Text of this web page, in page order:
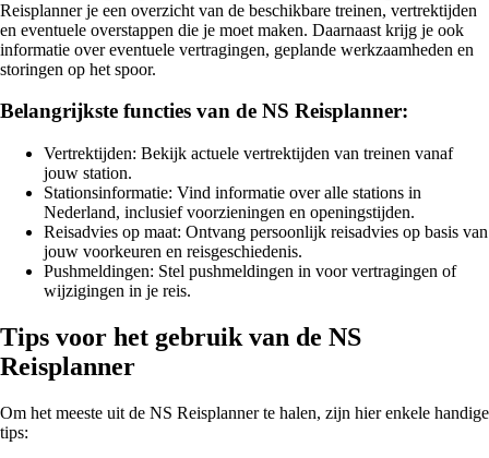
Reisplanner je een overzicht van de beschikbare treinen, vertrektijden
en eventuele overstappen die je moet maken. Daarnaast krijg je ook
informatie over eventuele vertragingen, geplande werkzaamheden en
storingen op het spoor.
Belangrijkste functies van de NS Reisplanner:
Vertrektijden: Bekijk actuele vertrektijden van treinen vanaf
jouw station.
Stationsinformatie: Vind informatie over alle stations in
Nederland, inclusief voorzieningen en openingstijden.
Reisadvies op maat: Ontvang persoonlijk reisadvies op basis van
jouw voorkeuren en reisgeschiedenis.
Pushmeldingen: Stel pushmeldingen in voor vertragingen of
wijzigingen in je reis.
Tips voor het gebruik van de NS
Reisplanner
Om het meeste uit de NS Reisplanner te halen, zijn hier enkele handige
tips: